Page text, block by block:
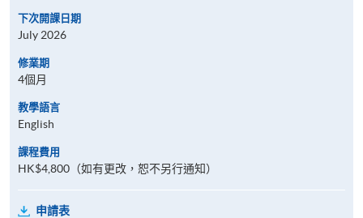
下次開課日期
July 2026
修業期
4個月
教學語言
English
課程費用
HK$4,800（如有更改，恕不另行通知）
申請表